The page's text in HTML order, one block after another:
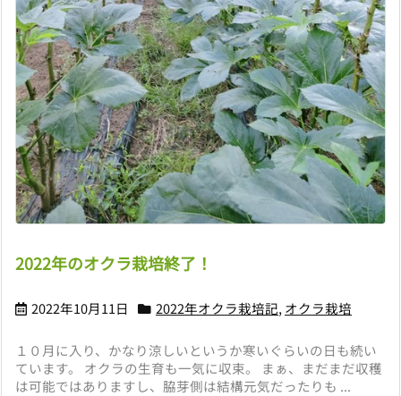
2022年のオクラ栽培終了！
2022年10月11日 2022年オクラ栽培記, オクラ栽培
１０月に入り、かなり涼しいというか寒いぐらいの日も続い
ています。 オクラの生育も一気に収束。 まぁ、まだまだ収穫
は可能ではありますし、脇芽側は結構元気だったりも ...